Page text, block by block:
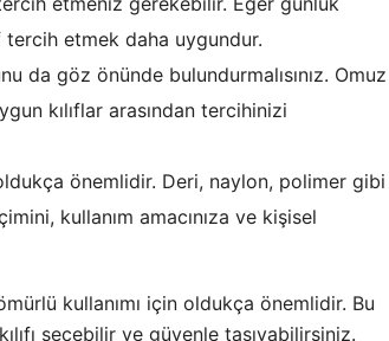
etmek daha uygundur.
da göz önünde bulundurmalısınız. Omuz
kılıflar arasından tercihinizi
oldukça önemlidir. Deri, naylon, polimer gibi
kullanım amacınıza ve kişisel
kullanımı için oldukça önemlidir. Bu
seçebilir ve güvenle taşıyabilirsiniz.